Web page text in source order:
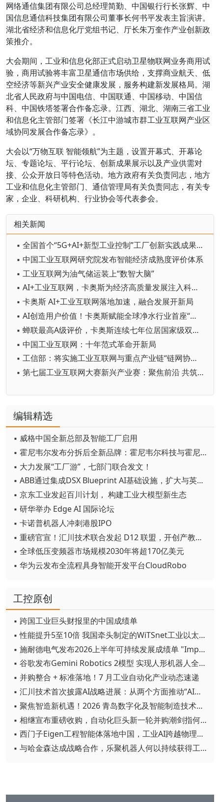
网络通信集团有限公司总经理简勤、中国银行行长张辉、中
国信息通信科技集团有限公司董事长何书平发表主旨演讲。
湖北省经济和信息化厅党组书记、厅长朱万奎作产业创新政
策推介。
大会期间，工业和信息化部正式启动卫星物联网业务商用试
验，商用试验将丰富卫星通信市场供给，支撑商业航天、低
空经济等新兴产业安全健康发展，服务构建新发展格局。湖
北省人民政府与中国电信、中国联通、中国移动、中国信
科、中国铁塔签署合作备忘录。江西、湖北、湖南三省工业
和信息化主管部门签署《长江中游城市群工业互联网产业区
域协同发展合作备忘录》。
大会以“万物互联 智能领航”为主题，设置开幕式、开幕论
坛、专题论坛、平行论坛、创新成果展示以及产业供需对
接、公众开放日等特色活动。地方政府有关负责同志，地方
工业和信息化主管部门、通信管理局有关负责同志，有关专
家，企业、科研机构、行业协会等代表参会。
相关新闻
▪ 全国首个“5G+AI+新型工业控制”工厂创新实践成果发布
▪ 中国工业互联网研究院发布智能经济成熟度评价体系
▪ 工业互联网为油气储运装上“数智大脑”
▪ AI+工业互联网，卡奥斯为经济高质量发展注入科技动能
▪ 卡奥斯 AI+工业互联网落地加速，融合发展开新局
▪ AI创造用户价值！卡奥斯赋能全球净水行业首座“灯塔”
▪ 蝉联最高A级评价，卡奥斯连续七年位居国家级双跨平台首位
▪ 中国工业互联网：十年范式革命开新局
▪ 工信部：将实施工业互联网与重点产业链“链网协同”行动
▪ 第七届工业互联网大赛新兴产业赛：聚焦前沿 共筑未来创新生态
编辑精选
▪ 威格中国全新总部及智能工厂启用
▪ 霍尼韦尔发布分拆后全新品牌：霍尼韦尔科技与霍尼韦尔航空航天
▪ 大力发展“工厂游”，七部门联合发文！
▪ ABB通过集成DSX Blueprint AI基础设施，扩大与英伟达的合作
▪ 京东工业发起百川计划， 构建工业大模型新生态
▪ 研华举办 Edge AI 国际论坛
▪ 卡诺普机器人冲刺港股IPO
▪ 重磅官宣！汇川技术联合发起 D12 联盟，开创产教融合新范式
▪ 全球低压变频器市场规模2030年将超170亿美元
▪ 华为云发布全流程具身智能开发平台CloudRobo
工控原创
▪ 跨国工业巨头财报里的中国成绩单
▪ 性能提升5至10倍 我国牵头制定的WiTSnet工业以太网国际标准正式发布
▪ 施耐德电气发布2026上半年可持续发展成绩单 "Impact 2030"路线图开局稳健
▪ 谷歌发布Gemini Robotics 2模型 实现人形机器人全身智能控制突破
▪ 并购整合 + 标准落地！7 月工业自动化产业动态速递
▪ 汇川技术首次披露AI战略进展：从两个方面推动“AI业务化”落地
▪ 聚焦智造新机遇！2026 青岛数字化及智能制造技术论坛圆满落幕
▪ 相继宣布重磅收购，自动化巨头新一轮并购潮剑指何方？
▪ 西门子Eigen工程智能体落地中国，工业AI跨越物理世界“确定性”拐点
▪ 与哈金森达成战略合作，乐聚机器人何以持续获得工业巨头青睐？